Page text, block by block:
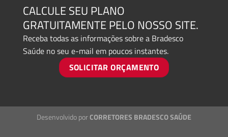
CALCULE SEU PLANO
GRATUITAMENTE PELO NOSSO SITE.
Receba todas as informações sobre a Bradesco
Saúde no seu e-mail em poucos instantes.
SOLICITAR ORÇAMENTO
Desenvolvido porCORRETORES BRADESCO SAÚDE